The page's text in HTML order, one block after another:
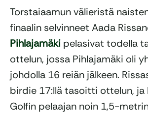
Torstaiaamun välieristä
finaalin selvinneet Aada
Pihlajamäki pelasivat todella
ottelun, jossa Pihlajamäki oli
johdolla 16 reiän jälkeen.
birdie 17:llä tasoitti ottelun, ja
Golfin pelaajan noin 1,5-